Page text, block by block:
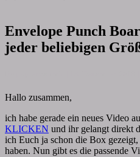
Envelope
Punch
Board
in
jeder
beliebigen
Größe
herstellen
Envelope Punch
jeder beliebigen
Hallo zusammen,
ich habe gerade ein neues Video
KLICKEN und ihr gelangt direkt
ich Euch ja schon die Box
haben. Nun gibt es die passende